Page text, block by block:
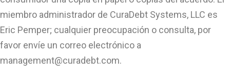
miembro administrador de CuraDebt Systems, LLC es
Eric Pemper; cualquier preocupación o consulta, por
favor envíe un correo electrónico a
management@curadebt.com.